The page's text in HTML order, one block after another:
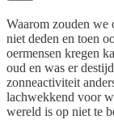
Waarom zouden we
niet deden en toen
oermensen kregen
oud en was er
zonneactiviteit
lachwekkend voor
wereld is op niet te